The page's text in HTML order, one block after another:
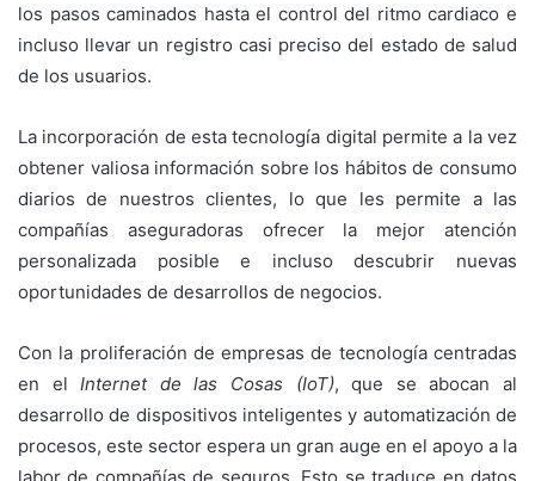
los pasos caminados hasta el control del ritmo cardiaco e
incluso llevar un registro casi preciso del estado de salud
de los usuarios.
La incorporación de esta tecnología digital permite a la vez
obtener valiosa información sobre los hábitos de consumo
diarios de nuestros clientes, lo que les permite a las
compañías aseguradoras ofrecer la mejor atención
personalizada posible e incluso descubrir nuevas
oportunidades de desarrollos de negocios.
Con la proliferación de empresas de tecnología centradas
en elInternet de las Cosas (IoT), que se abocan al
desarrollo de dispositivos inteligentes y automatización de
procesos, este sector espera un gran auge en el apoyo a la